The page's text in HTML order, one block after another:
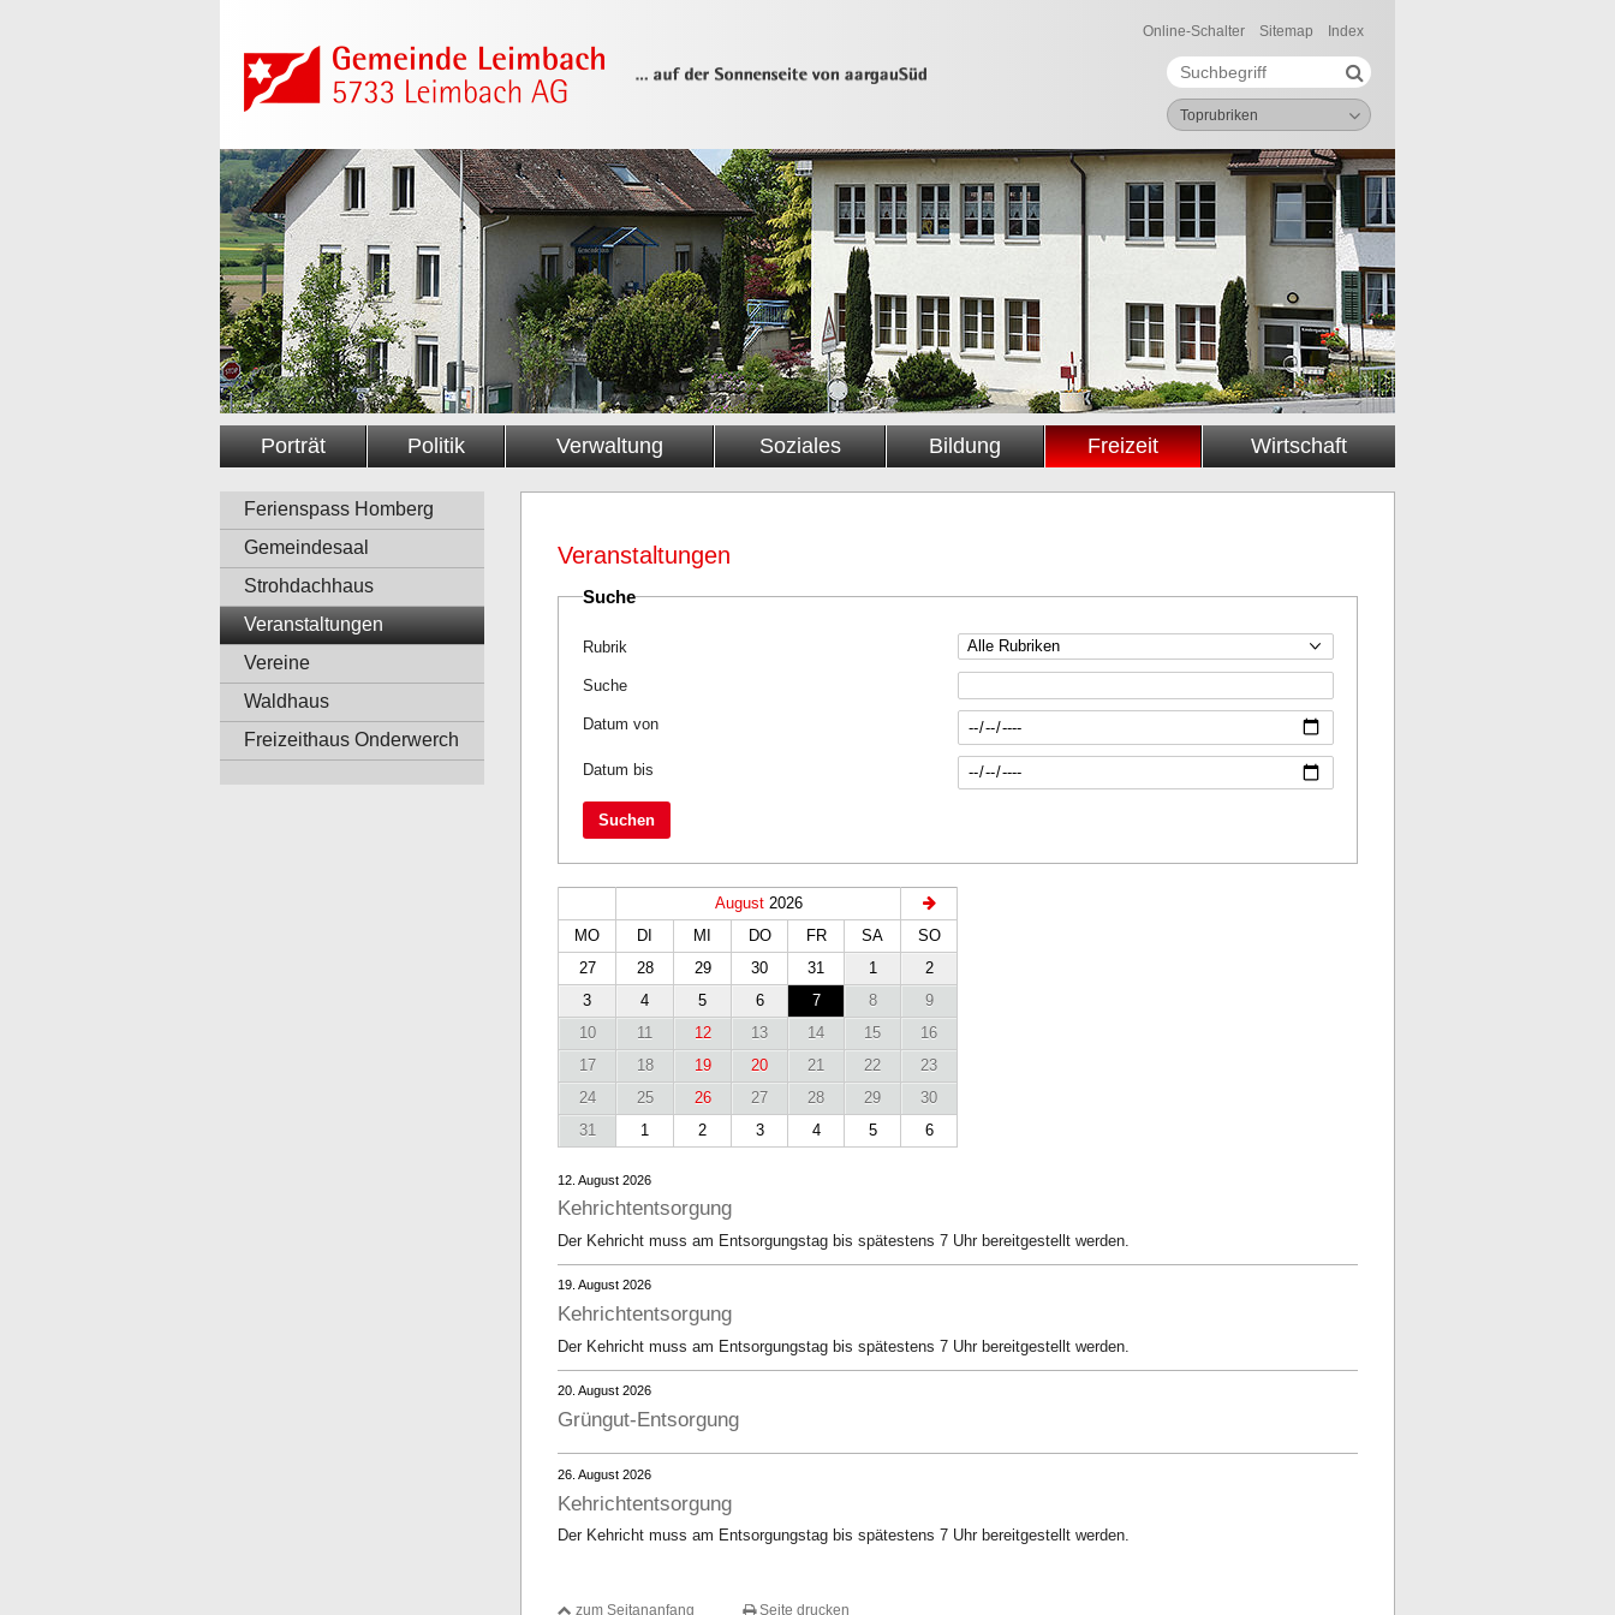
Online-Schalter Sitemap Index
Suchbegriff
Suche starten
Toprubriken
Hauptnavigation
Porträt Politik Verwaltung Soziales Bildung Freizeit Wirtschaft
Navigation
Ferienspass Homberg
Gemeindesaal
Strohdachhaus
Veranstaltungen
Vereine
Waldhaus
Freizeithaus Onderwerch
Veranstaltungen
Suche
Rubrik
Suche
Datum von
Datum bis
Suchen
August2026
MO
DI MI DO FR SA
SO
27
28 29 30 31 1
2
3
4 5 6 7 8
9
10
11 12 13 14 15
16
17
18 19 20 21 22
23
24
25 26 27 28 29
30
31
1 2 3 4 5 6
Kehrichtentsorgung
12. August 2026
Der Kehricht muss am Entsorgungstag bis spätestens 7 Uhr bereitgestellt werden.
Kehrichtentsorgung
19. August 2026
Der Kehricht muss am Entsorgungstag bis spätestens 7 Uhr bereitgestellt werden.
Grüngut-Entsorgung
20. August 2026
Kehrichtentsorgung
26. August 2026
Der Kehricht muss am Entsorgungstag bis spätestens 7 Uhr bereitgestellt werden.
zum Seitananfang Seite drucken